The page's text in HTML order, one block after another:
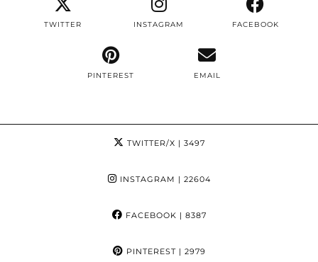
TWITTER INSTAGRAM FACEBOOK
PINTEREST EMAIL
TWITTER/X | 3497
INSTAGRAM | 22604
FACEBOOK | 8387
PINTEREST| 2979